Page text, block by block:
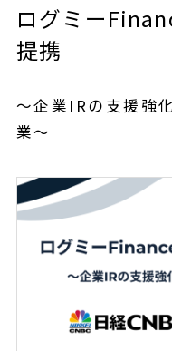
ログミー
提携
〜企業IRの支援強
業〜